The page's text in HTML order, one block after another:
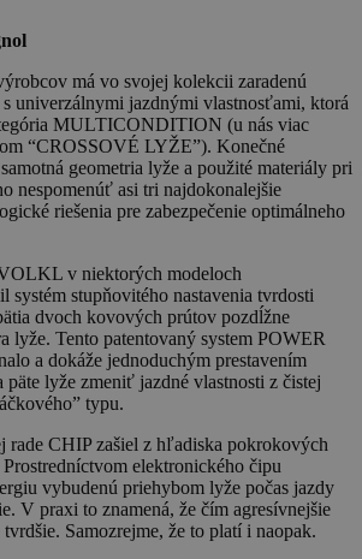
má vo svojej kolekcii zaradenú
univerzálnymi jazdnými vlastnosťami, ktorá
MULTICONDITION (u nás viac
“CROSSOVÉ LYŽE”). Konečné
geometria lyže a použité materiály pri
nespomenúť asi tri najdokonalejšie
riešenia pre zabezpečenie optimálneho
v niektorých modeloch
stupňovitého nastavenia tvrdosti
dvoch kovových prútov pozdĺžne
lyže. Tento patentovaný system POWER
a dokáže jednoduchým prestavením
päte lyže zmeniť jazdné vlastnosti z čistej
typu.
CHIP zašiel z hľadiska pokrokových
elektronického čipu
vybudenú priehybom lyže počas jazdy
V praxi to znamená, že čím agresívnejšie
Samozrejme, že to platí i naopak.